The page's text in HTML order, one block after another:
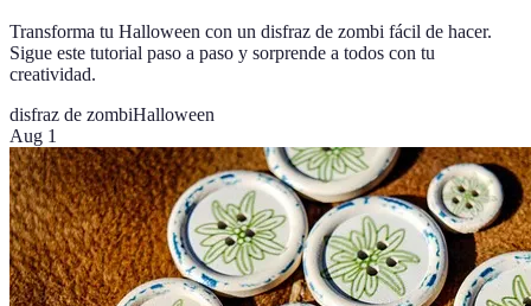
Transforma tu Halloween con un disfraz de zombi fácil de hacer.
Sigue este tutorial paso a paso y sorprende a todos con tu
creatividad.
disfraz de zombiHalloween
Aug 1